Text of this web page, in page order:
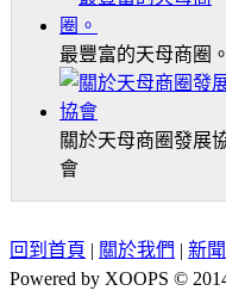
最豐富的天母商圈。
關於天母商圈發展
會
回到首頁 | 關於我們 | 新
Powered by XOOPS ©